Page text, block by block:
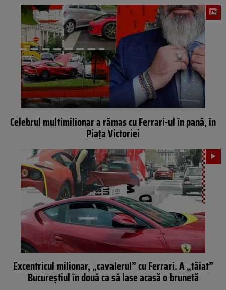
Celebrul multimilionar a rămas cu Ferrari-ul în pană, în
Piața Victoriei
Excentricul milionar, „cavalerul” cu Ferrari. A „tăiat”
Bucureștiul în două ca să lase acasă o brunetă